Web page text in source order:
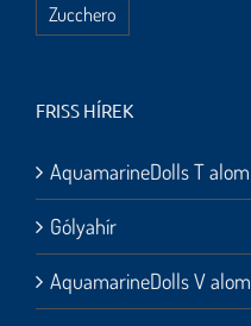
Zucchero
FRISS HÍREK
AquamarineDolls T alom
Gólyahír
AquamarineDolls V alom